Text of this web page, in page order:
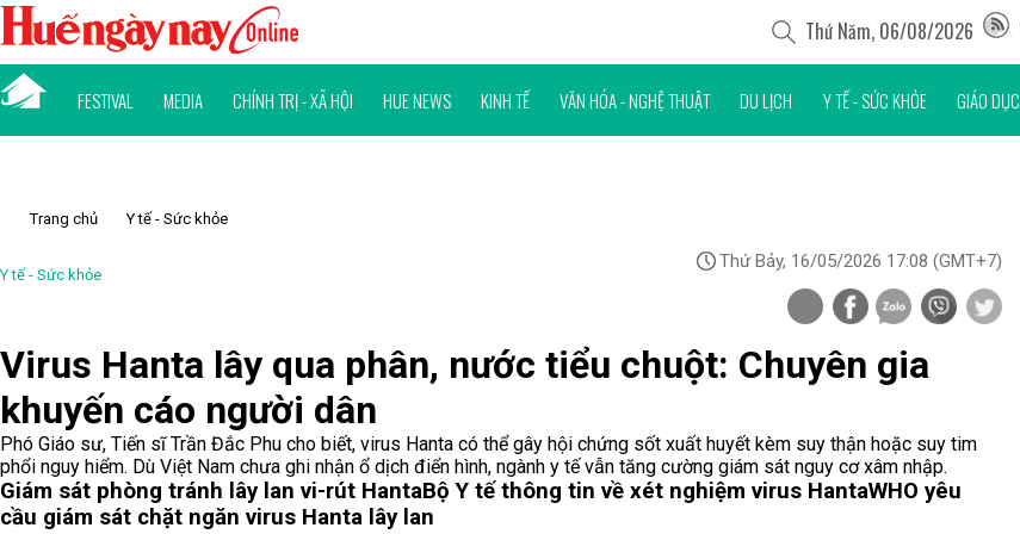
Thứ Năm, 06/08/2026
FESTIVAL MEDIA CHÍNH TRỊ - XÃ HỘI HUE NEWS KINH TẾ VĂN HÓA - NGHỆ THUẬT DU LỊCH Y TẾ - SỨC KHỎE GIÁO DỤC
Trang chủ Y tế - Sức khỏe
Y tế - Sức khỏe
Thứ Bảy, 16/05/2026 17:08 (GMT+7)
Virus Hanta lây qua phân, nước tiểu chuột: Chuyên gia
khuyến cáo người dân
Phó Giáo sư, Tiến sĩ Trần Đắc Phu cho biết, virus Hanta có thể gây hội chứng sốt xuất huyết kèm suy thận hoặc suy tim
phổi nguy hiểm. Dù Việt Nam chưa ghi nhận ổ dịch điển hình, ngành y tế vẫn tăng cường giám sát nguy cơ xâm nhập.
Giám sát phòng tránh lây lan vi-rút HantaBộ Y tế thông tin về xét nghiệm virus HantaWHO yêu
cầu giám sát chặt ngăn virus Hanta lây lan